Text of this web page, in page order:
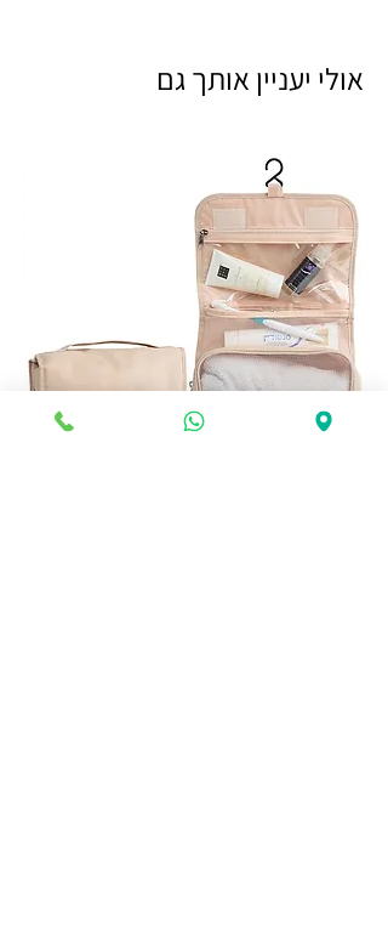
אולי יעניין אותך גם